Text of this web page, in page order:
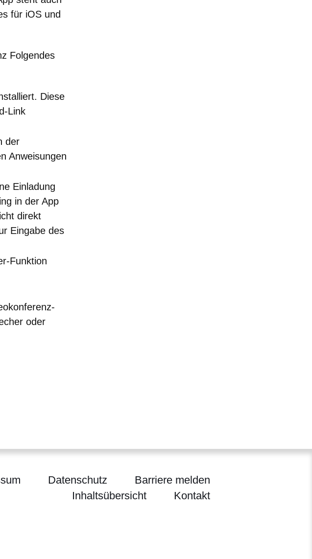
für iOS und
Folgendes
Diese
Link
der
Anweisungen
Einladung
in der App
direkt
Eingabe des
Funktion
oder
Datenschutz
Barriere melden
Inhaltsübersicht
Kontakt